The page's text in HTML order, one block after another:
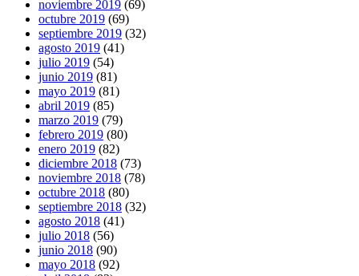
noviembre 2019 (69)
octubre 2019 (69)
septiembre 2019 (32)
agosto 2019 (41)
julio 2019 (54)
junio 2019 (81)
mayo 2019 (81)
abril 2019 (85)
marzo 2019 (79)
febrero 2019 (80)
enero 2019 (82)
diciembre 2018 (73)
noviembre 2018 (78)
octubre 2018 (80)
septiembre 2018 (32)
agosto 2018 (41)
julio 2018 (56)
junio 2018 (90)
mayo 2018 (92)